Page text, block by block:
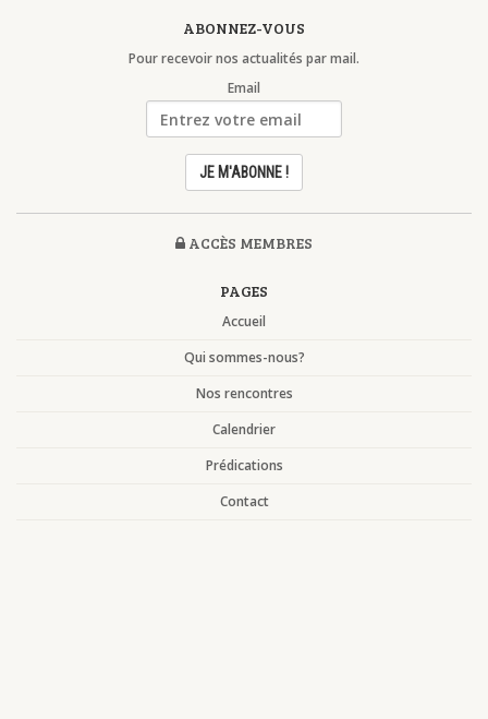
ABONNEZ-VOUS
Pour recevoir nos actualités par mail.
Email
ACCÈS MEMBRES
PAGES
Accueil
Qui sommes-nous?
Nos rencontres
Calendrier
Prédications
Contact